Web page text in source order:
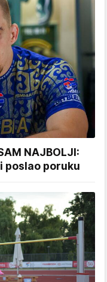
NAJBOLJI:
poslao poruku